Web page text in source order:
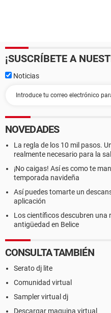
¡SUSCRÍBETE A
Noticias
NOVEDADES
La regla de los 10 mil pasos.
realmente necesario para la
¡No caigas! Así es como te
temporada navideña
Así puedes tomarte un
aplicación
Los científicos descubren una
antigüedad en Belice
CONSULTA TAMBIÉN
Serato dj lite
Comunidad virtual
Sampler virtual dj
Descargar maquina virtual